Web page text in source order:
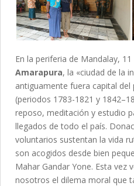
En la periferia de Mandalay,
Amarapura, la «ciudad de la
antiguamente fuera capital del
(periodos 1783-1821 y
reposo, meditación y estudio
llegados de todo el país.
voluntarios sustentan la vida
son acogidos desde bien
Mahar Gandar Yone. Esta vez
nosotros el dilema moral que